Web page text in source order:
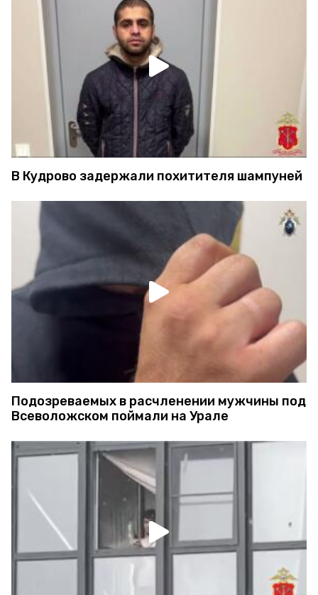
В Кудрово задержали похитителя шампуней
Подозреваемых в расчленении мужчины под
Всеволожском поймали на Урале